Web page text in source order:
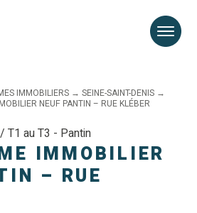
IMMOBILIERS → SEINE-SAINT-DENIS →
NEUF PANTIN – RUE KLÉBER
T1 au T3 - Pantin
IMMOBILIER
– RUE